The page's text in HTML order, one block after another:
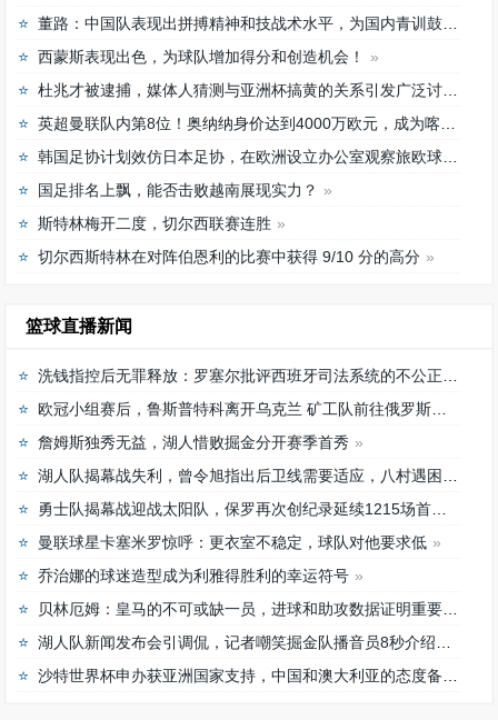
董路：中国队表现出拼搏精神和技战术水平，为国内青训鼓舞
西蒙斯表现出色，为球队增加得分和创造机会！
杜兆才被逮捕，媒体人猜测与亚洲杯搞黄的关系引发广泛讨论
英超曼联队内第8位！奥纳纳身价达到4000万欧元，成为喀麦隆最贵门将
韩国足协计划效仿日本足协，在欧洲设立办公室观察旅欧球员的身体情况
国足排名上飘，能否击败越南展现实力？
斯特林梅开二度，切尔西联赛连胜
切尔西斯特林在对阵伯恩利的比赛中获得 9/10 分的高分
篮球直播新闻
洗钱指控后无罪释放：罗塞尔批评西班牙司法系统的不公正待遇
欧冠小组赛后，鲁斯普特科离开乌克兰 矿工队前往俄罗斯，未来发展如何？
詹姆斯独秀无益，湖人惜败掘金分开赛季首秀
湖人队揭幕战失利，曾令旭指出后卫线需要适应，八村遇困难
勇士队揭幕战迎战太阳队，保罗再次创纪录延续1215场首发之路
曼联球星卡塞米罗惊呼：更衣室不稳定，球队对他要求低
乔治娜的球迷造型成为利雅得胜利的幸运符号
贝林厄姆：皇马的不可或缺一员，进球和助攻数据证明重要性
湖人队新闻发布会引调侃，记者嘲笑掘金队播音员8秒介绍首发阵容速度
沙特世界杯申办获亚洲国家支持，中国和澳大利亚的态度备受关注